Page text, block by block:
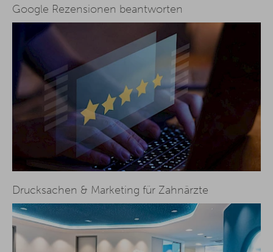
Google Rezensionen beantworten
Drucksachen & Marketing für Zahnärzte